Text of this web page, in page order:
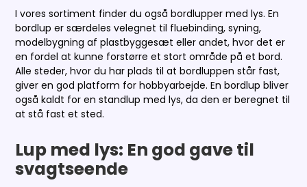
I vores sortiment finder du også bordlupper med lys. En
bordlup er særdeles velegnet til fluebinding, syning,
modelbygning af plastbyggesæt eller andet, hvor det er
en fordel at kunne forstørre et stort område på et bord.
Alle steder, hvor du har plads til at bordluppen står fast,
giver en god platform for hobbyarbejde. En bordlup bliver
også kaldt for en standlup med lys, da den er beregnet til
at stå fast et sted.
Lup med lys: En god gave til
svagtseende